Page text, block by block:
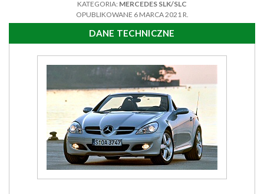
KATEGORIA: MERCEDES SLK/SLC
OPUBLIKOWANE 6 MARCA 2021 R.
DANE TECHNICZNE